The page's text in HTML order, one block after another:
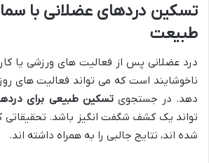
تسکین دردهای عضلانی با
طبیعت
درد عضلانی پس از فعالیت های ورزشی یا
ناخوشایند است که می تواند فعالیت های
دهد. در جستجویتسکین طبیعی برای
تواند یک کشف شگفت انگیز باشد. تحقیقاتی
شده اند، نتایج جالبی را به همراه داشته اند.